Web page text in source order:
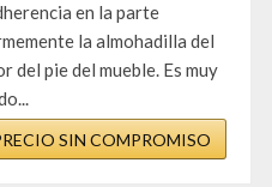
en la parte
la almohadilla del
del pie del mueble. Es muy
SIN COMPROMISO